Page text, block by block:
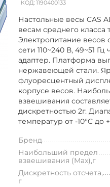
КОД:1190400133
Настольные весы CAS
весам среднего класса
Электропитание весов
сети 110~240 В, 49~51
адаптер. Платформа
нержавеющей стали.
флуоресцентный
корпусе весов.
взвешивания
дискретностью 2г.
температур от -10°C до
Бренд
Наибольший предел
взвешивания (Max),г
Дискретность отсчета,
г